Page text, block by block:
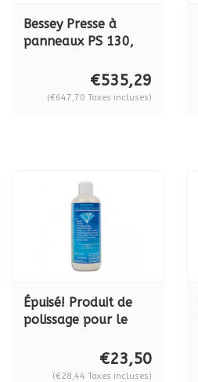
Bessey Presse à
panneaux PS 130,
€535,29
(€647,70 Taxes incluses)
Épuisé! Produit de
polissage pour le
Brillant, 500 ml,
BO5008003
€23,50
(€28,44 Taxes incluses)